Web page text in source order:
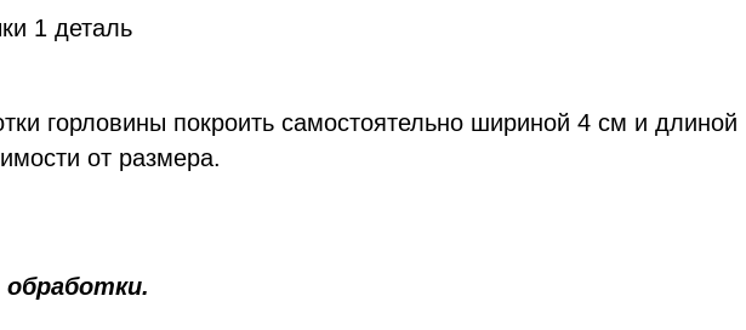
1 деталь
горловины покроить самостоятельно шириной 4 см и длиной
от размера.